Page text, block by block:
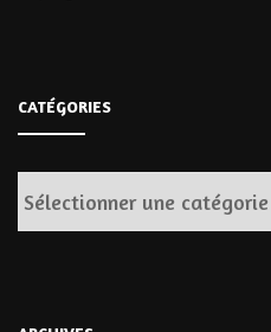
CATÉGORIES
Catégories